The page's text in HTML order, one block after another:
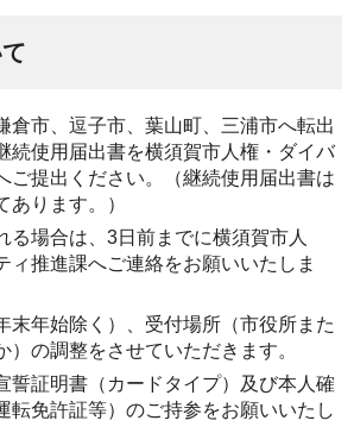
倉市、逗子市、葉山町、三浦市へ転出
続使用届出書を横須賀市人権・ダイバ
ご提出ください。（継続使用届出書は
あります。）
る場合は、3日前までに横須賀市人
ィ推進課へご連絡をお願いいたしま
末年始除く）、受付場所（市役所また
）の調整をさせていただきます。
誓証明書（カードタイプ）及び本人確
転免許証等）のご持参をお願いいたし